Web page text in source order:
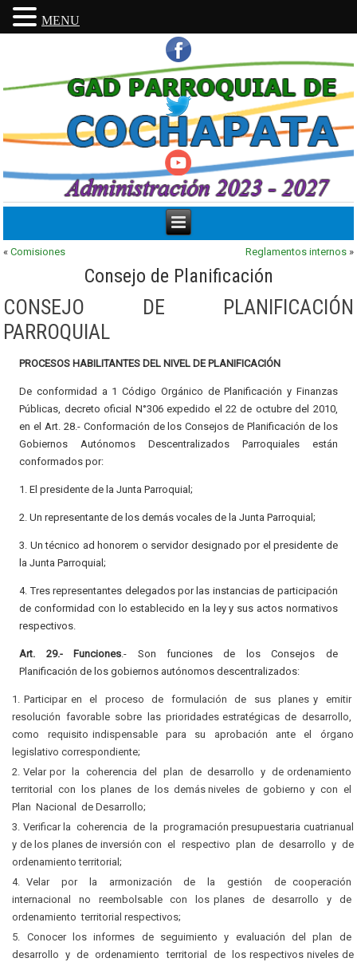
«Comisiones Reglamentos internos»
Consejo de Planificación
CONSEJO DE PLANIFICACIÓN
PARROQUIAL
PROCESOS HABILITANTES DEL NIVEL DE PLANIFICACIÓN
De conformidad a 1 Código Orgánico de Planificación y Finanzas
Públicas, decreto oficial N°306 expedido el 22 de octubre del 2010,
en el Art. 28.- Conformación de los Consejos de Planificación de los
Gobiernos Autónomos Descentralizados Parroquiales están
conformados por:
1. El presidente de la Junta Parroquial;
2. Un representante de los demás vocales de la Junta Parroquial;
3. Un técnico ad honorem o servidor designado por el presidente de
la Junta Parroquial;
4. Tres representantes delegados por las instancias de participación
de conformidad con lo establecido en la ley y sus actos normativos
respectivos.
Art. 29.- Funciones.- Son funciones de los Consejos de
Planificación de los gobiernos autónomos descentralizados:
Participar en el proceso de formulación de sus planes y emitir
resolución favorable sobre las prioridades estratégicas de desarrollo,
como requisito indispensable para su aprobación ante el órgano
legislativo correspondiente;
Velar por la coherencia del plan de desarrollo y de ordenamiento
territorial con los planes de los demás niveles de gobierno y con el
Plan Nacional de Desarrollo;
Verificar la coherencia de la programación presupuestaria cuatrianual
y de los planes de inversión con el respectivo plan de desarrollo y de
ordenamiento territorial;
Velar por la armonización de la gestión de cooperación
internacional no reembolsable con los planes de desarrollo y de
ordenamiento territorial respectivos;
Conocer los informes de seguimiento y evaluación del plan de
desarrollo y de ordenamiento territorial de los respectivos niveles de
MENU